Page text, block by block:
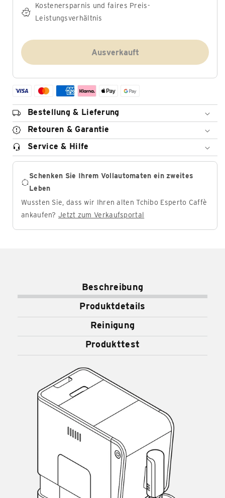
Kostenersparnis und faires Preis-
Leistungsverhältnis
Ausverkauft
Bestellung & Lieferung
Retouren & Garantie
Service & Hilfe
Schenken Sie Ihrem Vollautomaten ein zweites
Leben
Wussten Sie, dass wir Ihren alten Tchibo Esperto Caffè
ankaufen? Jetzt zum Verkaufsportal
Beschreibung
Produktdetails
Reinigung
Produkttest